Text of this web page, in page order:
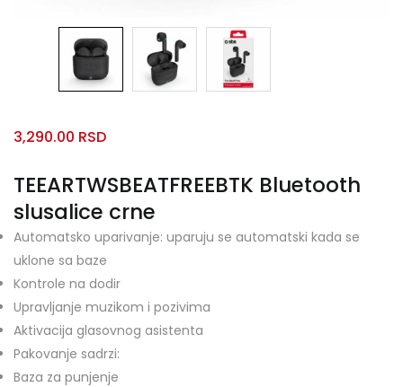
TEEARTWSBEATFREEBTK Bluetooth
slusalice crne
3,290.00 RSD
Automatsko uparivanje: uparuju se automatski kada se
uklone sa baze
Kontrole na dodir
Upravljanje muzikom i pozivima
Aktivacija glasovnog asistenta
Pakovanje sadrzi:
Baza za punjenje